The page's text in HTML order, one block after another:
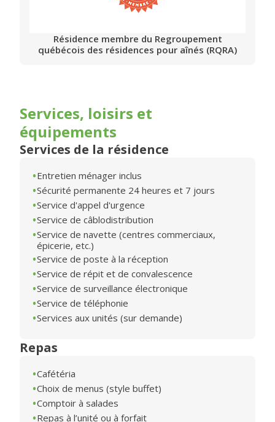
Résidence membre du Regroupement
québécois des résidences pour aînés (RQRA)
Services, loisirs et
équipements
Services de la résidence
Entretien ménager inclus
Sécurité permanente 24 heures et 7 jours
Service d'appel d'urgence
Service de câblodistribution
Service de navette (centres commerciaux,
épicerie, etc.)
Service de poste à la réception
Service de répit et de convalescence
Service de surveillance électronique
Service de téléphonie
Services aux unités (sur demande)
Repas
Cafétéria
Choix de menus (style buffet)
Comptoir à salades
Repas à l’unité ou à forfait